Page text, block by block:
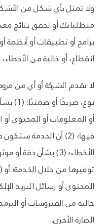
ولا تمثل بأي شكل من
متطلباتك أو تحقق نتائج
برامج أو تطبيقات أو
انقطاع، أو خالية من
لا تقدم الشركة أو أي من
نوع،
أو المعلومات أو المحتوى أو
فيها؛ (2) أن الخدمة
الأخطاء؛ (3) بشأن
المحتوى أو رسائل البريد
خالية من الفيروسات أو
الضارة الأخرى.